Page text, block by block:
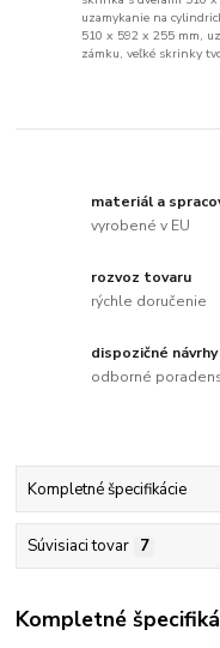
uzamykanie na
510 x 592 x 255 mm,
zámku, veľké skrinky
materiál a
vyrobené v EU
rozvoz tovaru
rýchle doručenie
dispozičné návrhy
odborné
Kompletné špecifikácie
Súvisiaci tovar 7
Kompletné